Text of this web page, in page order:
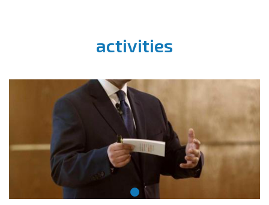
activities